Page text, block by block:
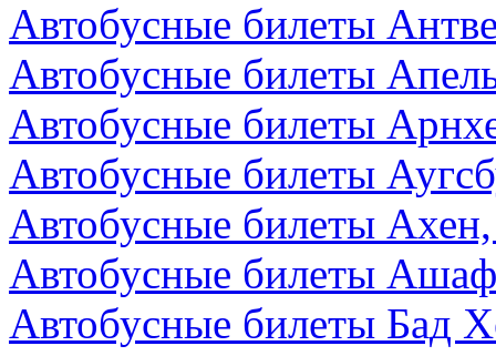
Автобусные билеты
Автобусные билеты
Автобусные билеты
Автобусные билеты
Автобусные билеты
Автобусные билеты
Автобусные билеты Бад